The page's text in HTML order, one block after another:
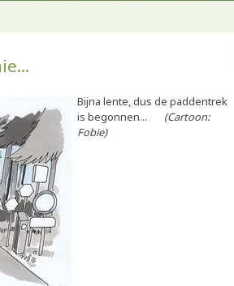
Bijna lente, dus de paddentrek
is begonnen... (Cartoon:
Fobie)